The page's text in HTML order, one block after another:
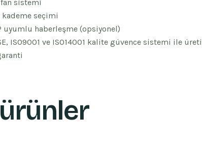
fan sistemi
kademe seçimi
uyumlu haberleşme (opsiyonel)
ISO9001 ve ISO14001 kalite güvence sistemi ile